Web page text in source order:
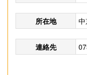
所在地
連絡先